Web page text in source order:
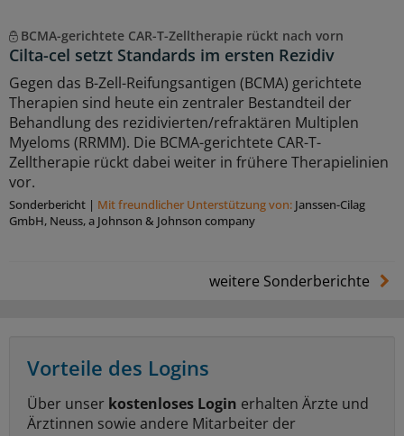
BCMA-gerichtete CAR-T-Zelltherapie rückt nach vorn
Cilta-cel setzt Standards im ersten Rezidiv
Gegen das B-Zell-Reifungsantigen (BCMA) gerichtete
Therapien sind heute ein zentraler Bestandteil der
Behandlung des rezidivierten/refraktären Multiplen
Myeloms (RRMM). Die BCMA-gerichtete CAR-T-
Zelltherapie rückt dabei weiter in frühere Therapielinien
vor.
Sonderbericht | Mit freundlicher Unterstützung von: Janssen-Cilag
GmbH, Neuss, a Johnson & Johnson company
weitere Sonderberichte
Vorteile des Logins
Über unser kostenloses Login erhalten Ärzte und
Ärztinnen sowie andere Mitarbeiter der